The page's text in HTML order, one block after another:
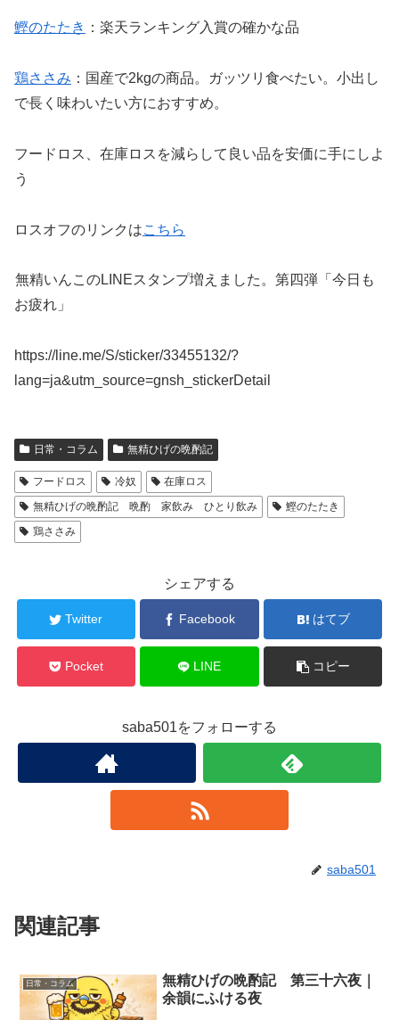
鰹のたたき ：楽天ランキング入賞の確かな品
鶏ささみ ：国産で2kgの商品。ガッツリ食べたい。小出し
で長く味わいたい方におすすめ。
フードロス、在庫ロスを減らして良い品を安価に手にしよ
う
ロスオフのリンクはこちら
無精いんこのLINEスタンプ増えました。第四弾「今日も
お疲れ」
https://line.me/S/sticker/33455132/?
lang=ja&utm_source=gnsh_stickerDetail
日常・コラム 無精ひげの晩酌記
フードロス 冷奴
在庫ロス
無精ひげの晩酌記 晩酌 家飲み ひとり飲み
鰹のたたき
鶏ささみ
シェアする
Twitter Facebook はてブ
Pocket LINE コピー
saba501をフォローする
saba501
関連記事
日常・コラム
無精ひげの晩酌記 第三十六夜｜
余韻にふける夜